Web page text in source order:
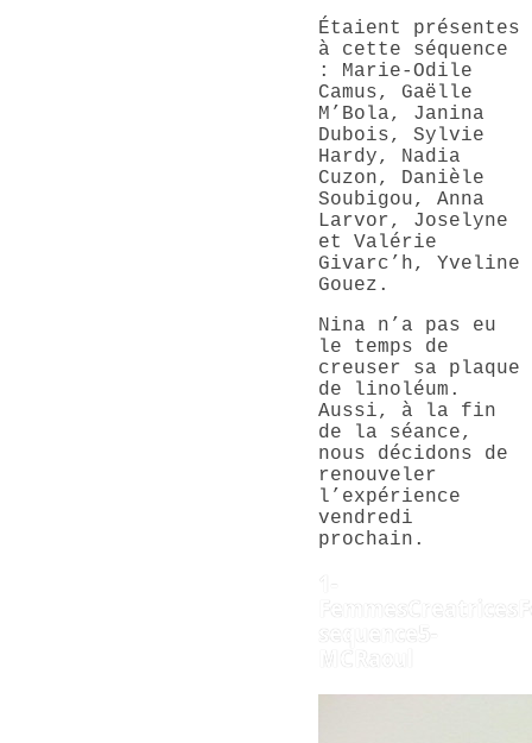
Étaient présentes
à cette séquence
: Marie-Odile
Camus, Gaëlle
M’Bola, Janina
Dubois, Sylvie
Hardy, Nadia
Cuzon, Danièle
Soubigou, Anna
Larvor, Joselyne
et Valérie
Givarc’h, Yveline
Gouez.
Nina n’a pas eu
le temps de
creuser sa plaque
de linoléum.
Aussi, à la fin
de la séance,
nous décidons de
renouveler
l’expérience
vendredi
prochain.
MCRaoul